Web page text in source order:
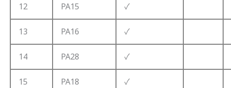
12 PA15 ✓
13 PA16 ✓
14 PA28 ✓
15 PA18 ✓